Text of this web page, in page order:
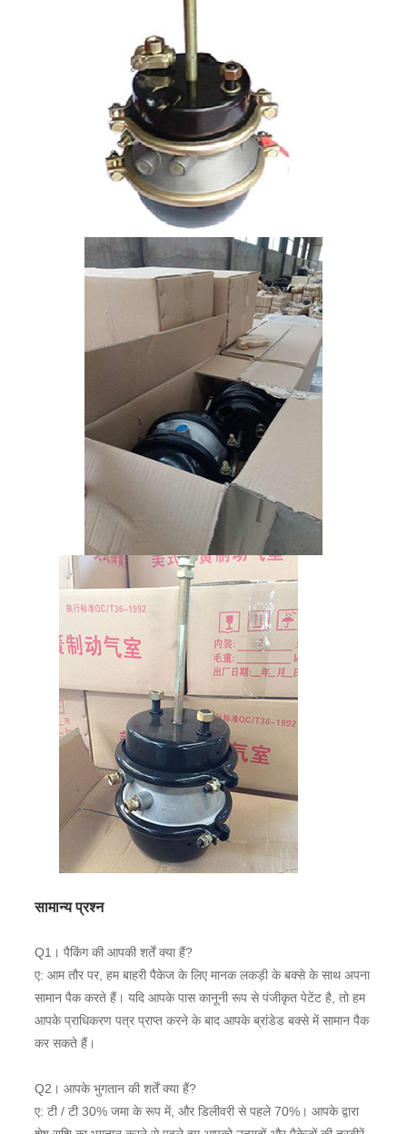
सामान्य प्रश्न
Q1। पैकिंग की आपकी शर्तें क्या हैं?
ए: आम तौर पर, हम बाहरी पैकेज के लिए मानक लकड़ी के बक्से के साथ अपना
सामान पैक करते हैं। यदि आपके पास कानूनी रूप से पंजीकृत पेटेंट है, तो हम
आपके प्राधिकरण पत्र प्राप्त करने के बाद आपके ब्रांडेड बक्से में सामान पैक
कर सकते हैं।
Q2। आपके भुगतान की शर्तें क्या हैं?
ए: टी / टी 30% जमा के रूप में, और डिलीवरी से पहले 70%। आपके द्वारा